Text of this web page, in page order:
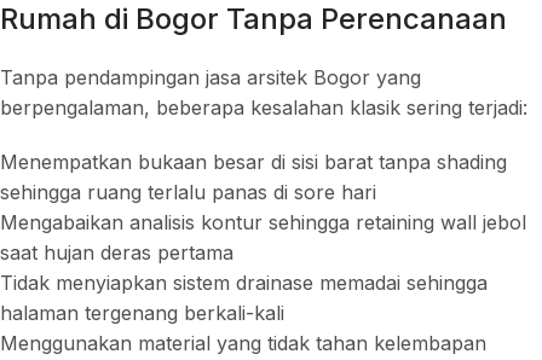
Rumah di Bogor Tanpa Perencanaan
Tanpa pendampingan jasa arsitek Bogor yang
berpengalaman, beberapa kesalahan klasik sering terjadi:
Menempatkan bukaan besar di sisi barat tanpa shading
sehingga ruang terlalu panas di sore hari
Mengabaikan analisis kontur sehingga retaining wall jebol
saat hujan deras pertama
Tidak menyiapkan sistem drainase memadai sehingga
halaman tergenang berkali-kali
Menggunakan material yang tidak tahan kelembapan